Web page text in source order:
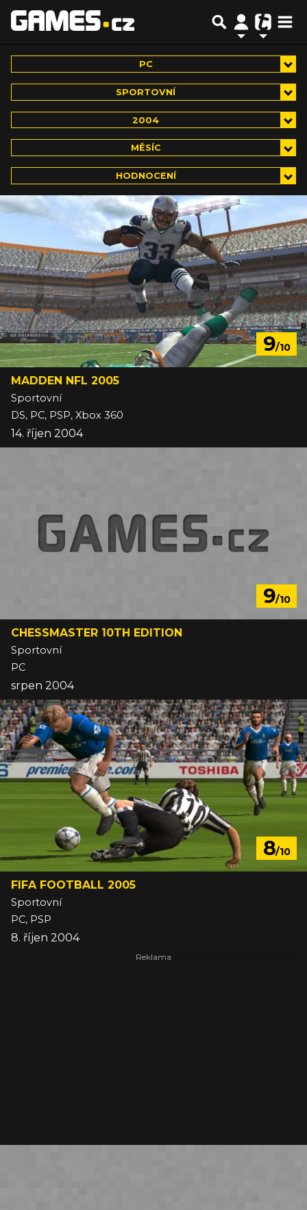
PC
SPORTOVNÍ
2004
MĚSÍC
HODNOCENÍ
9/10
MADDEN NFL 2005
Sportovní
DS, PC, PSP, Xbox 360
14. říjen 2004
9/10
CHESSMASTER 10TH EDITION
Sportovní
PC
srpen 2004
8/10
FIFA FOOTBALL 2005
Sportovní
PC, PSP
8. říjen 2004